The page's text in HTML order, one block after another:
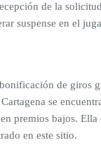
de la
suspense en el
de giros
se
premios bajos.
en este sitio.